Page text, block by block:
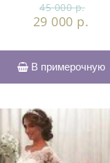
45 000 р.
29 000 р.
В примерочную